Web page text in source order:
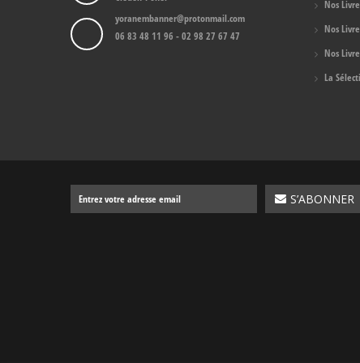
yoranembanner@protonmail.com
06 83 48 11 96 - 02 98 27 67 47
Nos
Nos
Nos
La